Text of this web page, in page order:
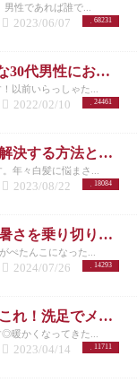
性であれば誰で...
68231
2023/06/07
【m字はげが気になる】そんな30代男性におすすめの髪型3選！
以前いらっしゃた...
24461
2022/02/10
白髪がキラキラに輝く問題を解決する方法とは？白髪を活かしたカラーも紹介
年々白髪に悩まさ...
18084
2023/08/22
【夏に涼しい髪型はコレ！】暑さを乗り切りたいメンズさんにオススメの髪型とは？
ぺたんこになった...
14293
2024/07/26
横に膨らむ髪に対処するならこれ！洗足でメンズカットが得意な美容院が紹介◎
暖かくなってきた...
11711
2023/04/14